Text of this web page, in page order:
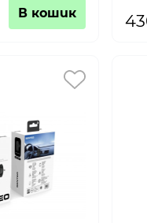
В кошик